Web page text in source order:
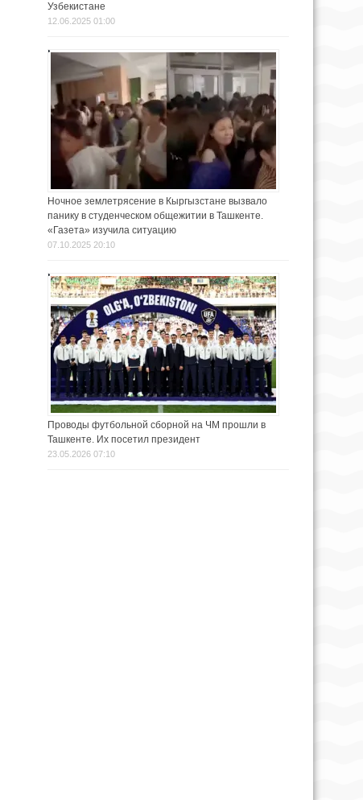
Узбекистане
12.06.2025 01:00
Ночное землетрясение в Кыргызстане вызвало
панику в студенческом общежитии в Ташкенте.
«Газета» изучила ситуацию
07.10.2025 20:10
Проводы футбольной сборной на ЧМ прошли в
Ташкенте. Их посетил президент
23.05.2026 07:10